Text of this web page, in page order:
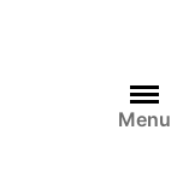
Menu